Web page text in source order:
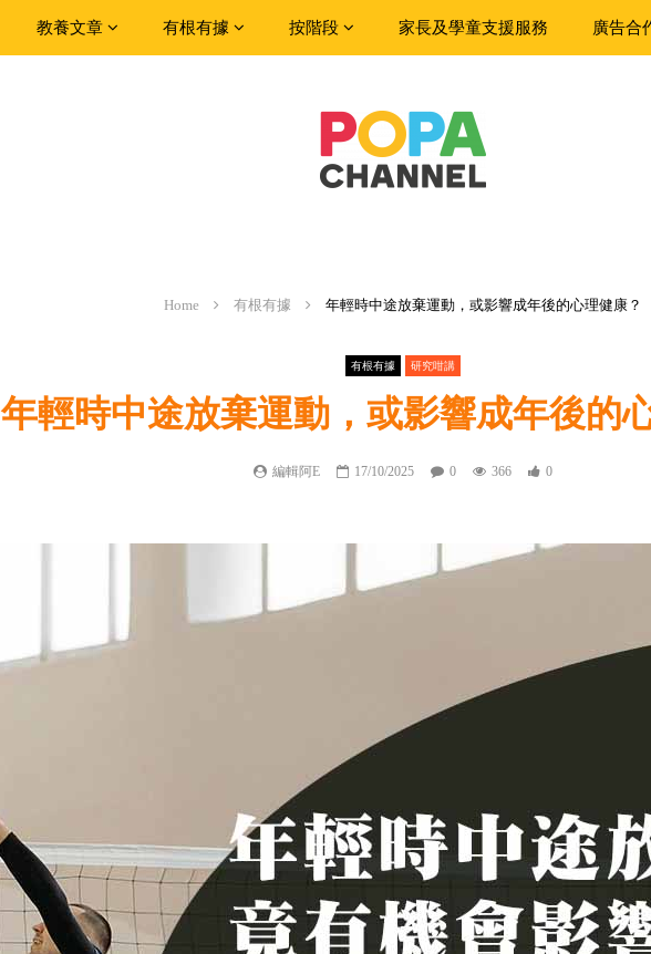
教養文章 有根有據 按階段 家長及學童支援服務 廣告合
Home 有根有據 年輕時中途放棄運動，或影響成年後的心理健康？
有根有據 研究咁講
年輕時中途放棄運動，或影響成年後的
編輯阿E 17/10/2025 0 366 0